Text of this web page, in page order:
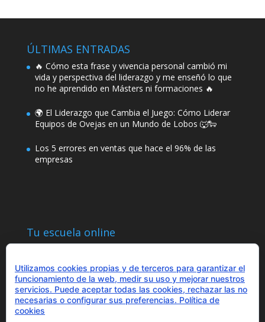
ÚLTIMAS ENTRADAS
🔥 Cómo esta frase y vivencia personal cambió mi
vida y perspectiva del liderazgo y me enseñó lo que
no he aprendido en Másters ni formaciones 🔥
🌍 El Liderazgo que Cambia el Juego: Cómo Liderar
Equipos de Ovejas en un Mundo de Lobos 🐺🐑
Los 5 errores en ventas que hace el 96% de las
empresas
Tu escuela online
¿Hablamos?
Utilizamos cookies propias y de terceros para garantizar el
funcionamiento de la web, medir su uso y mejorar nuestros
servicios. Puede aceptar todas las cookies, rechazar las no
necesarias o configurar sus preferencias. Política de
cookies